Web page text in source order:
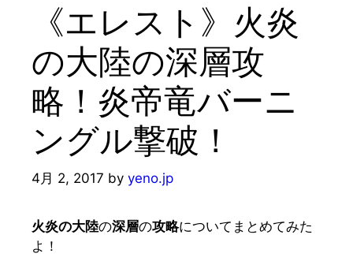
《エレスト》火炎
の大陸の深層攻
略！炎帝竜バーニ
ングル撃破！
4月 2, 2017 by yeno.jp
火炎の大陸の深層の攻略についてまとめてみた
よ！